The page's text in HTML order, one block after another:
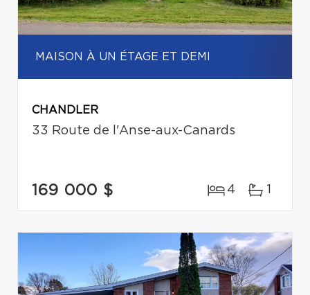
MAISON À UN ÉTAGE ET DEMI
CHANDLER
33 Route de l'Anse-aux-Canards
169 000 $ 4 1